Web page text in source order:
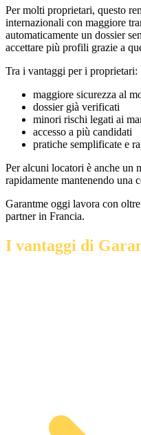
Per molti proprietari, questo
internazionali con maggiore
automaticamente un dossier
accettare più profili grazie a
Tra i vantaggi per i proprietari:
maggiore sicurezza al
dossier già verificati
minori rischi legati ai
accesso a più candidati
pratiche semplificate e
Per alcuni locatori è anche un
rapidamente mantenendo una
Garantme oggi lavora con
partner in Francia.
I vantaggi di